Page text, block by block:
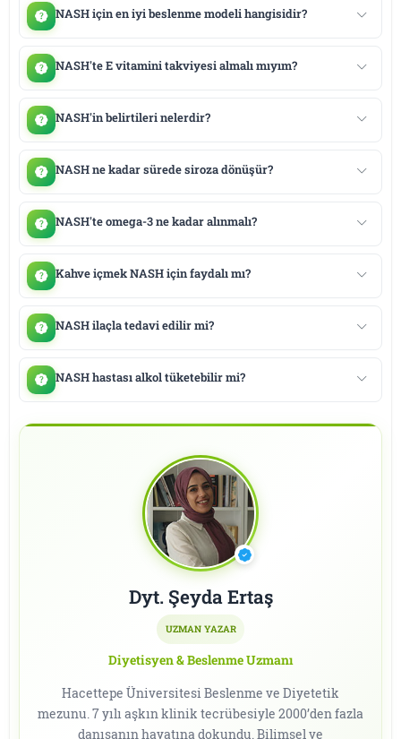
NASH için en iyi beslenme modeli hangisidir?
NASH'te E vitamini takviyesi almalı mıyım?
NASH'in belirtileri nelerdir?
NASH ne kadar sürede siroza dönüşür?
NASH'te omega-3 ne kadar alınmalı?
Kahve içmek NASH için faydalı mı?
NASH ilaçla tedavi edilir mi?
NASH hastası alkol tüketebilir mi?
Dyt. Şeyda Ertaş
UZMAN YAZAR
Diyetisyen & Beslenme Uzmanı
Hacettepe Üniversitesi Beslenme ve Diyetetik
mezunu. 7 yılı aşkın klinik tecrübesiyle 2000’den fazla
danışanın hayatına dokundu. Bilimsel ve